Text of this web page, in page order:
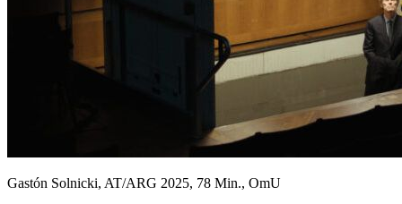
Gastón Solnicki, AT/ARG 2025, 78 Min., OmU